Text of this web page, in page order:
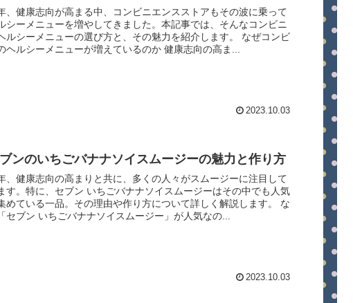
、健康志向が高まる中、コンビニエンスストアもその波に乗って
シーメニューを増やしてきました。本記事では、そんなコンビニ
ルシーメニューの選び方と、その魅力を紹介します。 なぜコンビ
ヘルシーメニューが増えているのか 健康志向の高ま...
2023.10.03
ンのいちごバナナソイスムージーの魅力と作り方
、健康志向の高まりと共に、多くの人々がスムージーに注目して
す。特に、セブン いちごバナナソイスムージーはその中でも人気
めている一品。その理由や作り方について詳しく解説します。 な
セブン いちごバナナソイスムージー」が人気なの...
2023.10.03